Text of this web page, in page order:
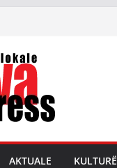
AKTUALE KULTURË